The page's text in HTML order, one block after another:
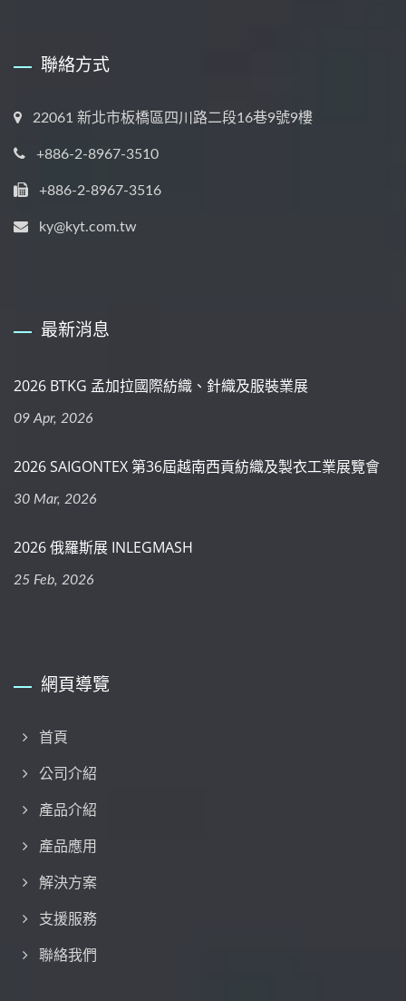
聯絡方式
22061 新北市板橋區四川路二段16巷9號9樓
+886-2-8967-3510
+886-2-8967-3516
ky@kyt.com.tw
最新消息
2026 BTKG 孟加拉國際紡織、針織及服裝業展
09 Apr, 2026
2026 SAIGONTEX 第36屆越南西貢紡織及製衣工業展覽會
30 Mar, 2026
2026 俄羅斯展 INLEGMASH
25 Feb, 2026
網頁導覽
首頁
公司介紹
產品介紹
產品應用
解決方案
支援服務
聯絡我們